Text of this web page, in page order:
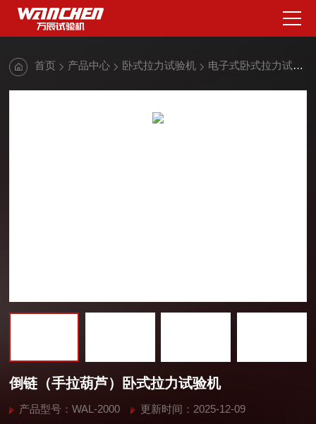
首页 产品中心 卧式拉力试验机 电子式卧式拉力试验机
倒链（手拉葫芦）卧式拉力试验机
产品型号：WAL-2000
更新时间：2025-12-09